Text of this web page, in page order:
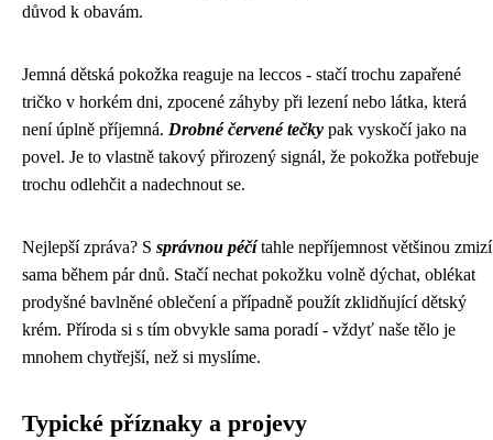
důvod k obavám.
Jemná dětská pokožka reaguje na leccos - stačí trochu zapařené
tričko v horkém dni, zpocené záhyby při lezení nebo látka, která
není úplně příjemná. Drobné červené tečky pak vyskočí jako na
povel. Je to vlastně takový přirozený signál, že pokožka potřebuje
trochu odlehčit a nadechnout se.
Nejlepší zpráva? S správnou péčítahle nepříjemnost většinou zmizí
sama během pár dnů. Stačí nechat pokožku volně dýchat, oblékat
prodyšné bavlněné oblečení a případně použít zklidňující dětský
krém. Příroda si s tím obvykle sama poradí - vždyť naše tělo je
mnohem chytřejší, než si myslíme.
Typické příznaky a projevy